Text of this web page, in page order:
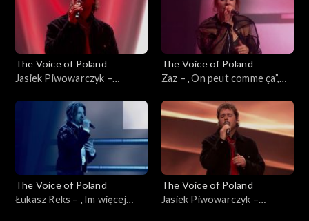
The Voice of Poland
Jasiek Piwowarczyk –
Poland”, Finał, 29 listopada
The Voice of Poland
Zaz – „On peut comme ça”,
29 listopada 2025
The Voice of Poland
Łukasz Reks – „Im więcej
The Voice of Poland
Jasiek Piwowarczyk –